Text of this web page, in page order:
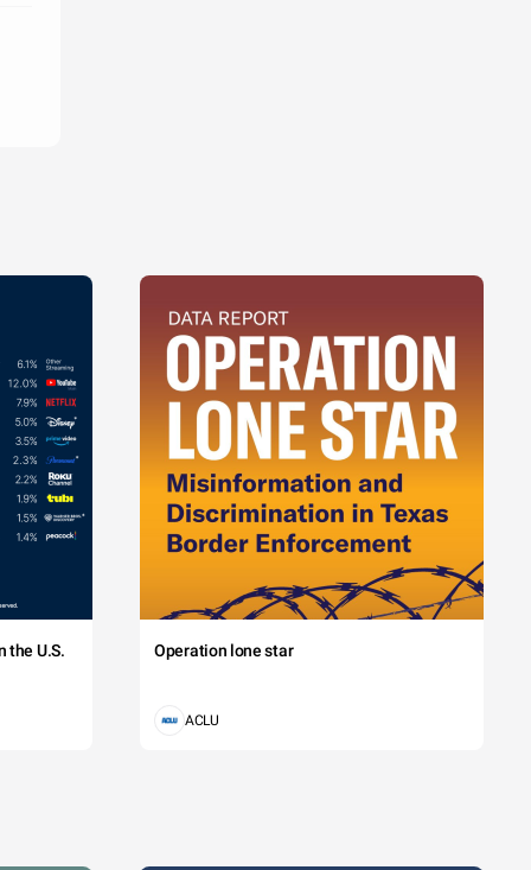
the U.S. Operation lone star
ACLU